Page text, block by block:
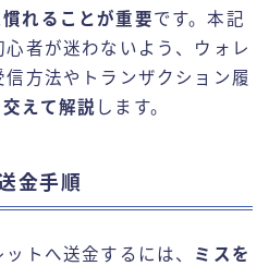
れることが重要です。本記
者が迷わないよう、ウォレ
方法やトランザクション履
えて解説 します。
金手順
トへ送金するには、 ミスを